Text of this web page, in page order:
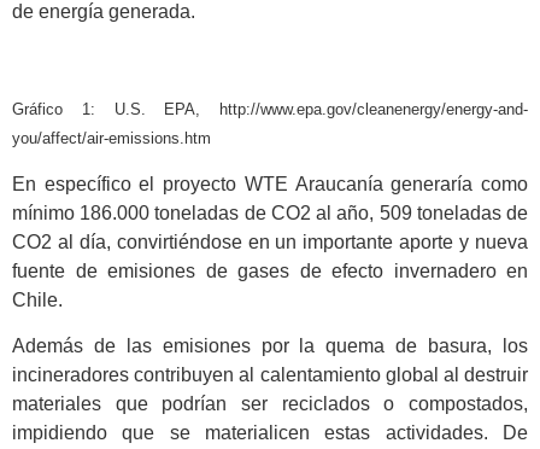
de energía generada.
Gráfico 1: U.S. EPA, http://www.epa.gov/cleanenergy/energy-and-
you/affect/air-emissions.htm
En específico el proyecto WTE Araucanía generaría como
mínimo 186.000 toneladas de CO2 al año, 509 toneladas de
CO2 al día, convirtiéndose en un importante aporte y nueva
fuente de emisiones de gases de efecto invernadero en
Chile.
Además de las emisiones por la quema de basura, los
incineradores contribuyen al calentamiento global al destruir
materiales que podrían ser reciclados o compostados,
impidiendo que se materialicen estas actividades. De